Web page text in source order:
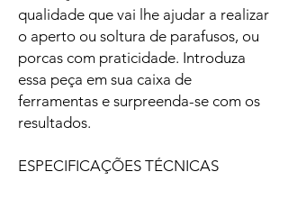
qualidade que vai lhe ajudar a realizar
o aperto ou soltura de parafusos, ou
porcas com praticidade. Introduza
essa peça em sua caixa de
ferramentas e surpreenda-se com os
resultados.
ESPECIFICAÇÕES TÉCNICAS